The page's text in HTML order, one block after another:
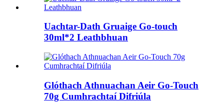
Uachtar-Dath Gruaige Go-touch
30ml*2 Leathbhuan
Glóthach Athnuachan Aeir Go-Touch
70g Cumhrachtaí Difriúla